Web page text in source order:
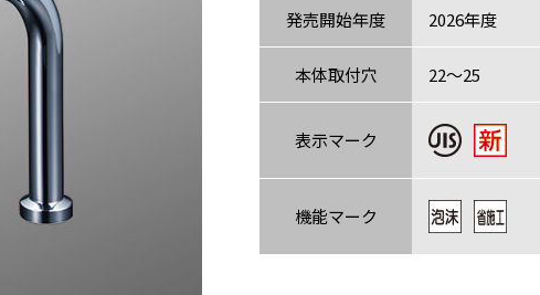
発売開始年度 2026年度
本体取付穴 22～25
表示マーク
機能マーク